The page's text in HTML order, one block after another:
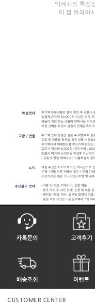
악세사리 특성
이 점 유의하
카톡문의 고객후기
배송조회 이벤트
CUSTOMER CENTER